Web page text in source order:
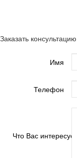
Заказать консультацию
Имя
Телефон
Что Вас интересует?